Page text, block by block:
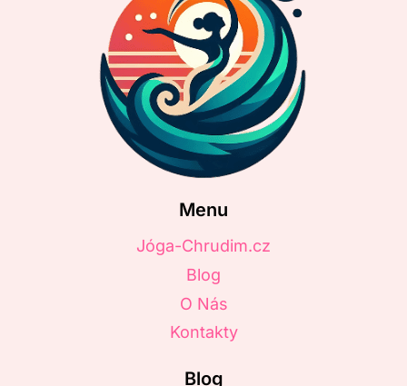
Menu
Jóga-Chrudim.cz
Blog
O Nás
Kontakty
Blog